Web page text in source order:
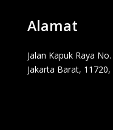
Alamat
Jalan Kapuk Raya
Jakarta Barat,